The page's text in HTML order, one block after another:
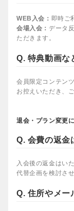
WEB入会： 即時ご
会場入会： データ
ただきます。
Q. 特典動画な
会員限定コンテン
お控えいただき、
退会・プラン変更
Q. 会費の返金
入会後の返金はい
代替企画を検討さ
Q. 住所やメー